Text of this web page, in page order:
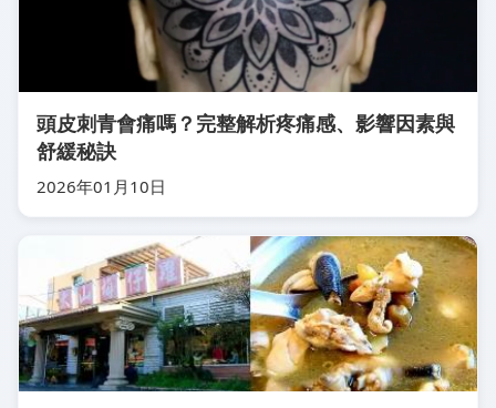
頭皮刺青會痛嗎？完整解析疼痛感、影響因素與
舒緩秘訣
2026年01月10日